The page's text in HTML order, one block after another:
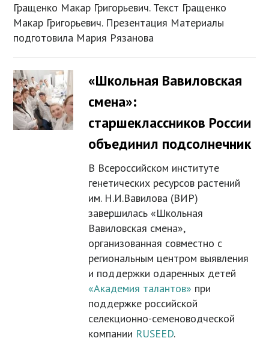
Гращенко Макар Григорьевич. Текст Гращенко
Макар Григорьевич. Презентация Материалы
подготовила Мария Рязанова
«Школьная Вавиловская
смена»:
старшеклассников России
объединил подсолнечник
В Всероссийском институте
генетических ресурсов растений
им. Н.И.Вавилова (ВИР)
завершилась «Школьная
Вавиловская смена»,
организованная совместно с
региональным центром выявления
и поддержки одаренных детей
«Академия талантов» при
поддержке российской
селекционно-семеноводческой
компании RUSEED.